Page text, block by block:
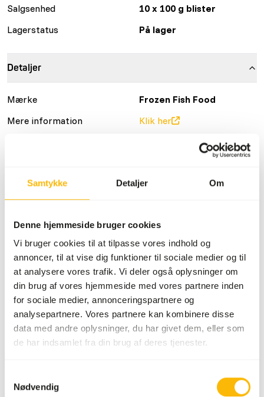
Samtykke Detaljer Om
Denne hjemmeside bruger cookies
Vi bruger cookies til at tilpasse vores indhold og
annoncer, til at vise dig funktioner til sociale medier og til
at analysere vores trafik. Vi deler også oplysninger om
din brug af vores hjemmeside med vores partnere inden
for sociale medier, annonceringspartnere og
analysepartnere. Vores partnere kan kombinere disse
data med andre oplysninger, du har givet dem, eller som
de har indsamlet fra din brug af deres tjenester.
Nødvendig
Om dette produkt
For mere information om dette produkt og målarten, følg
venligst linket til hjemmesiden.
Salgsenhed
10 x 100 g blister
Lagerstatus
På lager
Detaljer
Mærke
Frozen Fish Food
Mere information
Klik her
Dette er råt dyrefoder. Brug venligst hygiejniske